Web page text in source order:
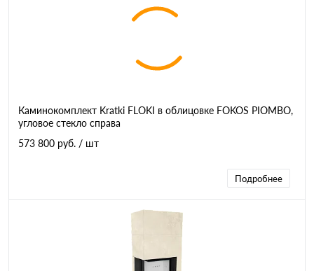
Каминокомплект Kratki FLOKI в облицовке FOKOS PIOMBO,
угловое стекло справа
573 800 руб. / шт
Подробнее